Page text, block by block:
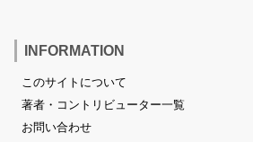
INFORMATION
このサイトについて
著者・コントリビューター一覧
お問い合わせ